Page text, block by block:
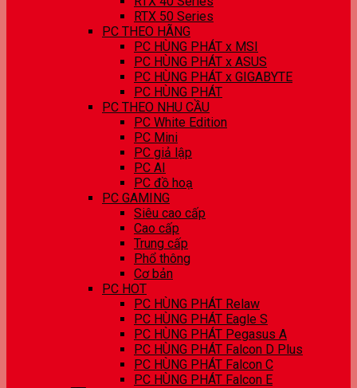
RTX 50 Series
PC THEO HÃNG
PC HÙNG PHÁT x MSI
PC HÙNG PHÁT x ASUS
PC HÙNG PHÁT x GIGABYTE
PC HÙNG PHÁT
PC THEO NHU CẦU
PC White Edition
PC Mini
PC giả lập
PC AI
PC đồ hoạ
PC GAMING
Siêu cao cấp
Cao cấp
Trung cấp
Phổ thông
Cơ bản
PC HOT
PC HÙNG PHÁT Relaw
PC HÙNG PHÁT Eagle S
PC HÙNG PHÁT Pegasus A
PC HÙNG PHÁT Falcon D Plus
PC HÙNG PHÁT Falcon C
PC HÙNG PHÁT Falcon E